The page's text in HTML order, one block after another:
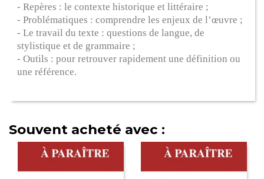
- Repères : le contexte historique et littéraire ;
- Problématiques : comprendre les enjeux de l’œuvre ;
- Le travail du texte : questions de langue, de
stylistique et de grammaire ;
- Outils : pour retrouver rapidement une définition ou
une référence.
Souvent acheté avec :